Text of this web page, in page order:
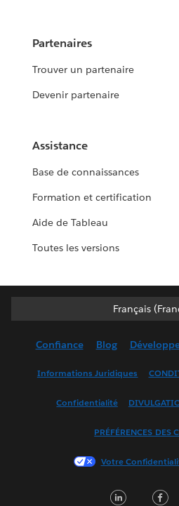
Partenaires
Trouver un partenaire
Devenir partenaire
Assistance
Base de connaissances
Formation et certification
Aide de Tableau
Toutes les versions
Français
Français
English
Français
한국어
Confiance Blog
Informations Juridiques
Confidentialité
PRÉFÉRENCES DES
Votre